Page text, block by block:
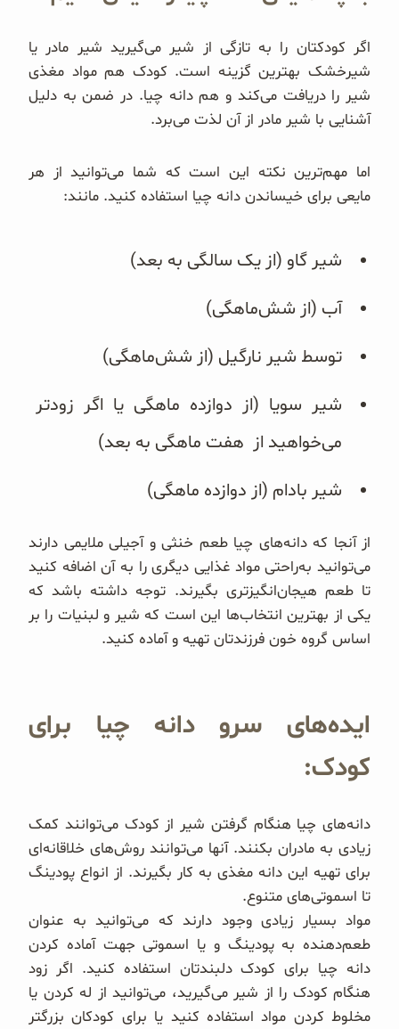
اگر کودکتان را به تازگی از شیر می‌گیرید شیر مادر یا
شیرخشک بهترین گزینه است. کودک هم مواد مغذی
شیر را دریافت می‌کند و هم دانه چیا. در ضمن به دلیل
آشنایی با شیر مادر از آن لذت می‌برد.
اما مهم‌ترین نکته این است که شما می‌توانید از هر
مایعی برای خیساندن دانه چیا استفاده کنید. مانند:
شیر گاو (از یک سالگی به بعد)
آب (از شش‌ماهگی)
توسط شیر نارگیل (از شش‌ماهگی)
شیر سویا (از دوازده ماهگی یا اگر زودتر
می‌خواهید از هفت ماهگی به بعد)
شیر بادام (از دوازده ماهگی)
از آنجا که دانه‌های چیا طعم خنثی و آجیلی ملایمی دارند
می‌توانید به‌راحتی مواد غذایی دیگری را به آن اضافه کنید
تا طعم هیجان‌انگیز‌تری بگیرند. توجه داشته باشد که
یکی از بهترین انتخاب‌ها این است که شیر و لبنیات را بر
اساس گروه خون فرزندتان تهیه و آماده کنید.
ایده‌های سرو دانه چیا برای
کودک:
دانه‌های چیا هنگام گرفتن شیر از کودک می‌توانند کمک
زیادی به مادران بکنند. آنها می‌توانند روش‌های خلاقانه‌ای
برای تهیه این دانه مغذی به کار بگیرند. از انواع پودینگ
تا اسموتی‌های متنوع.
مواد بسیار زیادی وجود دارند که می‌توانید به عنوان
طعم‌دهنده به پودینگ و یا اسموتی جهت آماده کردن
دانه چیا برای کودک دلبندتان استفاده کنید. اگر زود
هنگام کودک را از شیر می‌گیرید، می‌توانید از له کردن یا
مخلوط کردن مواد استفاده کنید یا برای کودکان بزرگتر